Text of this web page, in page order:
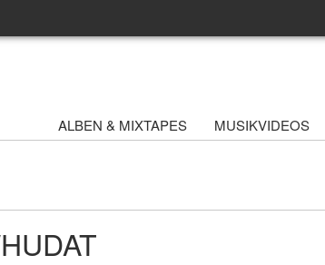
ALBEN & MIXTAPES MUSIKVIDEOS